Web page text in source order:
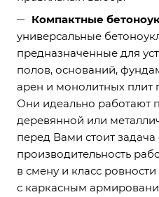
Компактные
универсальные
предназначенные для
полов, оснований,
арен и монолитных плит
Они идеально работают
деревянной или
перед Вами стоит задача
производительность
в смену и класс
с каркасным